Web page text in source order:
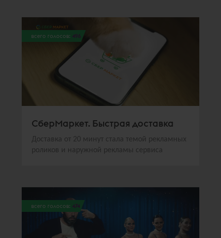
всего голосов: 496
СберМаркет. Быстрая доставка
Доставка от 20 минут стала темой рекламных
роликов и наружной рекламы сервиса
всего голосов: 474